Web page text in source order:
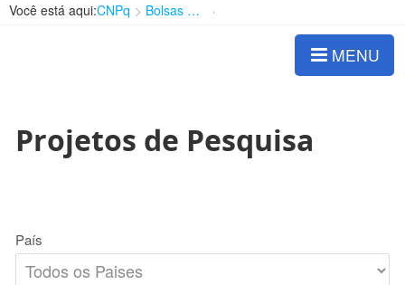
Você está aqui:CNPq Bolsas e Auxílios Vigentes
MENU
Projetos de Pesquisa
País